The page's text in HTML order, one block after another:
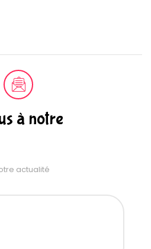
à notre
actualité